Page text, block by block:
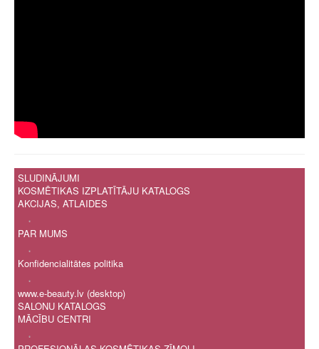
SLUDINĀJUMI
KOSMĒTIKAS IZPLATĪTĀJU KATALOGS
AKCIJAS, ATLAIDES
.
PAR MUMS
.
Konfidencialitātes politika
.
www.e-beauty.lv (desktop)
SALONU KATALOGS
MĀCĪBU CENTRI
.